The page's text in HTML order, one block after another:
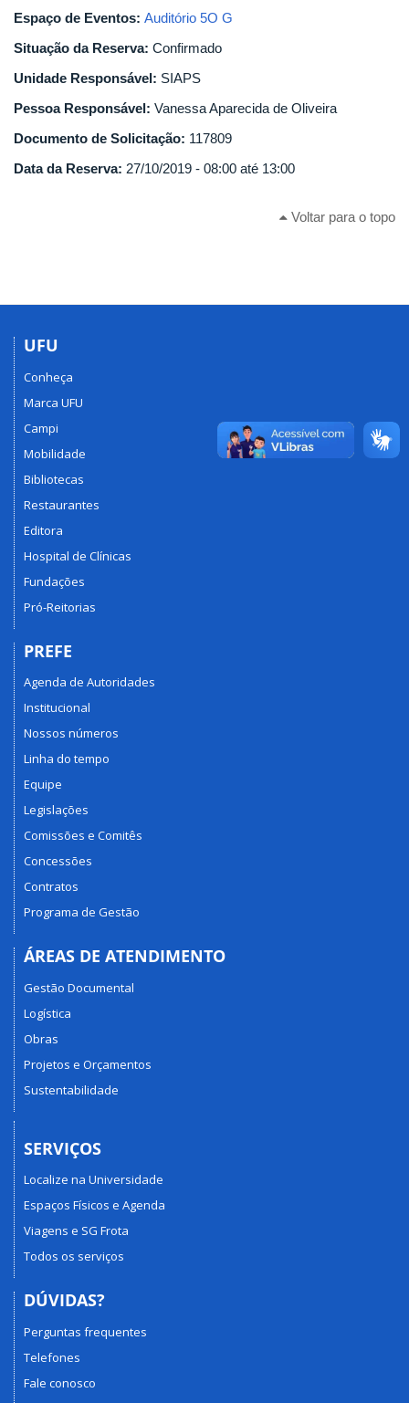
Espaço de Eventos: Auditório 5O G
Situação da Reserva: Confirmado
Unidade Responsável: SIAPS
Pessoa Responsável: Vanessa Aparecida de Oliveira
Documento de Solicitação: 117809
Data da Reserva: 27/10/2019 - 08:00 até 13:00
Voltar para o topo
UFU
Conheça
Marca UFU
Campi
Mobilidade
Bibliotecas
Restaurantes
Editora
Hospital de Clínicas
Fundações
Pró-Reitorias
PREFE
Agenda de Autoridades
Institucional
Nossos números
Linha do tempo
Equipe
Legislações
Comissões e Comitês
Concessões
Contratos
Programa de Gestão
ÁREAS DE ATENDIMENTO
Gestão Documental
Logística
Obras
Projetos e Orçamentos
Sustentabilidade
SERVIÇOS
Localize na Universidade
Espaços Físicos e Agenda
Viagens e SG Frota
Todos os serviços
DÚVIDAS?
Perguntas frequentes
Telefones
Fale conosco